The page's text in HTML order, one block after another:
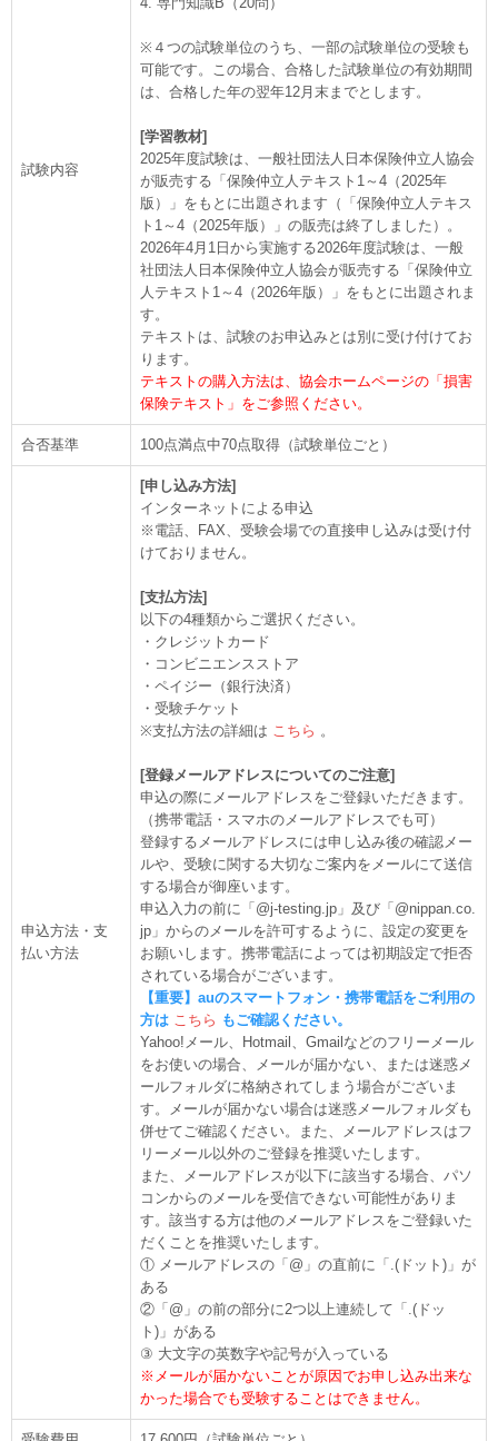
試験内容
※４つの試験単位のうち、一部の試験単位の受験も
可能です。この場合、合格した試験単位の有効期間
は、合格した年の翌年12月末までとします。
[学習教材]
2025年度試験は、一般社団法人日本保険仲立人協会
が販売する「保険仲立人テキスト1～4（2025年
版）」をもとに出題されます（「保険仲立人テキス
ト1～4（2025年版）」の販売は終了しました）。
2026年4月1日から実施する2026年度試験は、一般
社団法人日本保険仲立人協会が販売する「保険仲立
人テキスト1～4（2026年版）」をもとに出題されま
す。
テキストは、試験のお申込みとは別に受け付けてお
ります。
テキストの購入方法は、協会ホームページの「損害
保険テキスト」をご参照ください。
合否基準 100点満点中70点取得（試験単位ごと）
申込方法・支
払い方法
[申し込み方法]
インターネットによる申込
※電話、FAX、受験会場での直接申し込みは受け付
けておりません。
[支払方法]
以下の4種類からご選択ください。
・クレジットカード
・コンビニエンスストア
・ペイジー（銀行決済）
・受験チケット
※支払方法の詳細は こちら 。
[登録メールアドレスについてのご注意]
申込の際にメールアドレスをご登録いただきます。
（携帯電話・スマホのメールアドレスでも可）
登録するメールアドレスには申し込み後の確認メー
ルや、受験に関する大切なご案内をメールにて送信
する場合が御座います。
申込入力の前に「@j-testing.jp」及び「@nippan.co.
jp」からのメールを許可するように、設定の変更を
お願いします。携帯電話によっては初期設定で拒否
されている場合がございます。
【重要】auのスマートフォン・携帯電話をご利用の
方は こちら もご確認ください。
Yahoo!メール、Hotmail、Gmailなどのフリーメール
をお使いの場合、メールが届かない、または迷惑メ
ールフォルダに格納されてしまう場合がございま
す。メールが届かない場合は迷惑メールフォルダも
併せてご確認ください。また、メールアドレスはフ
リーメール以外のご登録を推奨いたします。
また、メールアドレスが以下に該当する場合、パソ
コンからのメールを受信できない可能性がありま
す。該当する方は他のメールアドレスをご登録いた
だくことを推奨いたします。
① メールアドレスの「@」の直前に「.(ドット)」が
ある
②「@」の前の部分に2つ以上連続して「.(ドッ
ト)」がある
③ 大文字の英数字や記号が入っている
※メールが届かないことが原因でお申し込み出来な
かった場合でも受験することはできません。